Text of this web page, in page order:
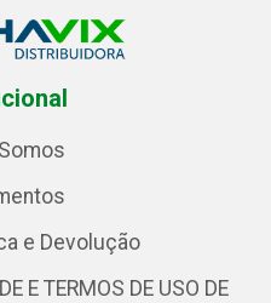
e Devolução
E TERMOS DE USO DE